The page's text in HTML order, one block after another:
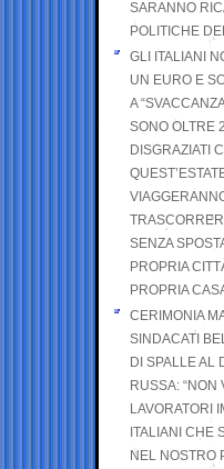
SARANNO
POLITICHE
GLI ITALIANI
UN EURO E
A
SONO OLTRE
DISGRAZIATI
SENZA
PROPRIA
PROPRIA
CERIMONIA
SINDACATI
DI SPALLE AL
RUSSA: “NON
LAVORATORI
ITALIANI CHE
NEL NOSTRO